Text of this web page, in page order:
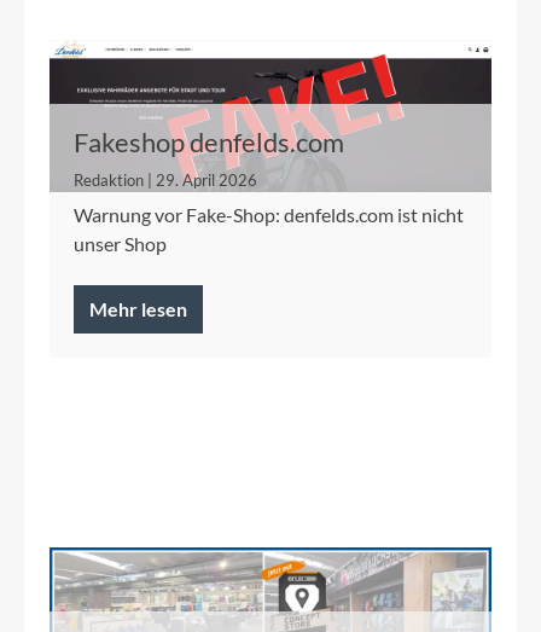
Fakeshop denfelds.com
Redaktion | 29. April 2026
Warnung vor Fake-Shop: denfelds.com ist nicht
unser Shop
Mehr lesen